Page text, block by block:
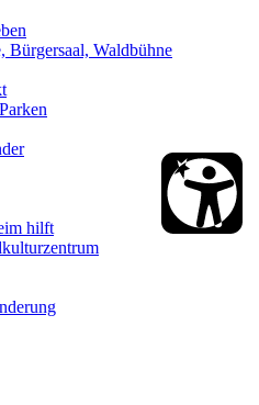
Bürgersaal, Waldbühne
hilft